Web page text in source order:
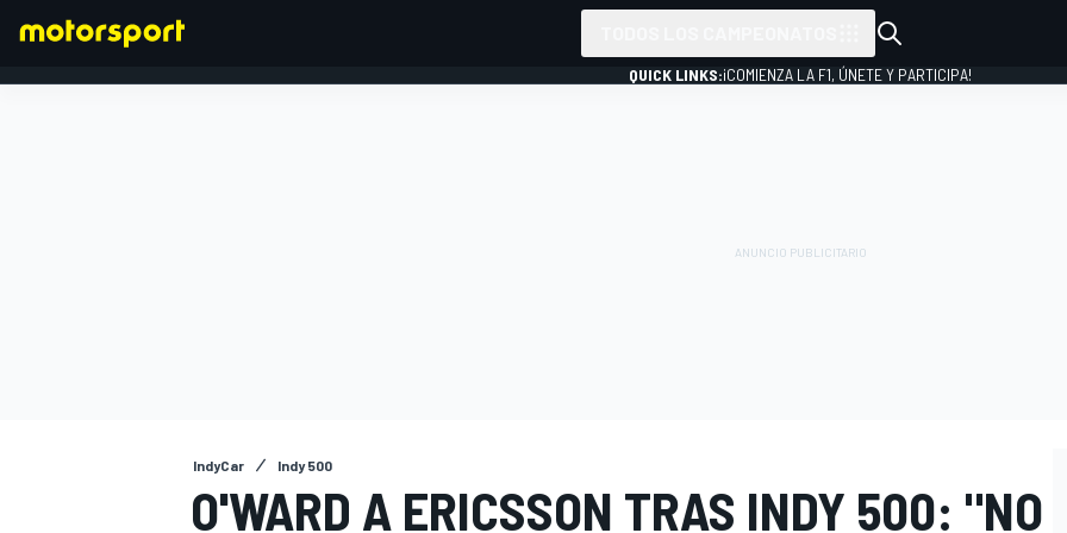
QUICK LINKS:¡COMIENZA LA F1, ÚNETE Y PARTICIPA!
IndyCar Indy 500
O'WARD A ERICSSON TRAS INDY 500: "NO